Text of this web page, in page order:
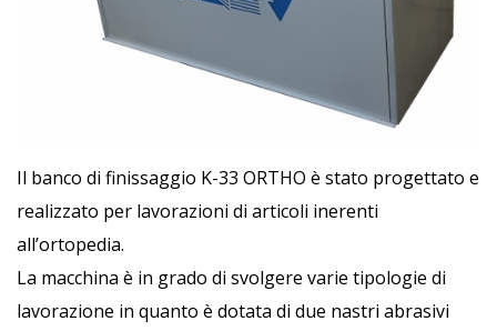
Il banco di finissaggio K-33 ORTHO è stato progettato e
realizzato per lavorazioni di articoli inerenti
all’ortopedia.
La macchina è in grado di svolgere varie tipologie di
lavorazione in quanto è dotata di due nastri abrasivi